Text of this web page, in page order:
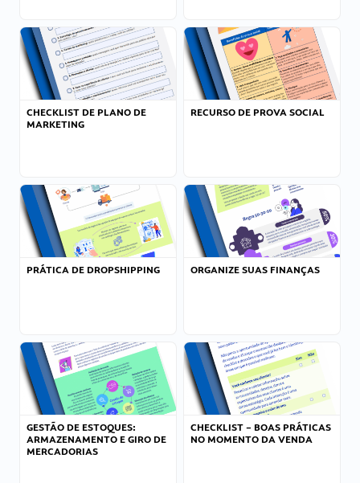
CHECKLIST DE PLANO DE
MARKETING
RECURSO DE PROVA SOCIAL
PRÁTICA DE DROPSHIPPING ORGANIZE SUAS FINANÇAS
GESTÃO DE ESTOQUES:
ARMAZENAMENTO E GIRO DE
MERCADORIAS
CHECKLIST – BOAS PRÁTICAS
NO MOMENTO DA VENDA